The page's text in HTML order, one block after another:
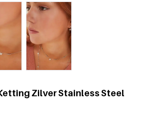
Zilver Stainless Steel